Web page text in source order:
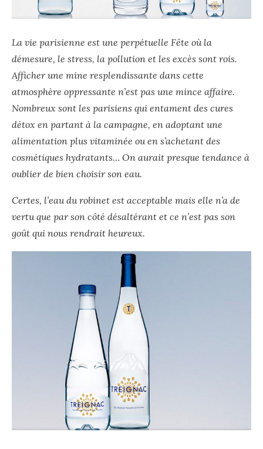
La vie parisienne est une perpétuelle Fête où la
démesure, le stress, la pollution et les excès sont rois.
Afficher une mine resplendissante dans cette
atmosphère oppressante n’est pas une mince affaire.
Nombreux sont les parisiens qui entament des cures
détox en partant à la campagne, en adoptant une
alimentation plus vitaminée ou en s’achetant des
cosmétiques hydratants… On aurait presque tendance à
oublier de bien choisir son eau.
Certes, l’eau du robinet est acceptable mais elle n’a de
vertu que par son côté désaltérant et ce n’est pas son
goût qui nous rendrait heureux.